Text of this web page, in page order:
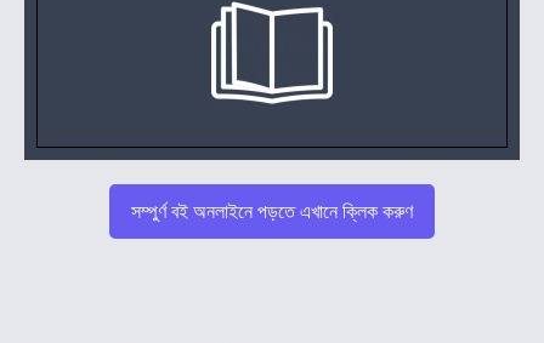
সম্পুর্ণ বই অনলাইনে পড়তে এখানে ক্লিক করুণ